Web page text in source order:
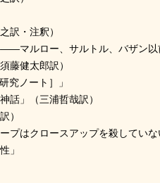
訳・注釈）
マルロー、サルトル、バザン以
藤健太郎訳）
究ノート］」
話」（三浦哲哉訳）
）
はクロースアップを殺していな
」